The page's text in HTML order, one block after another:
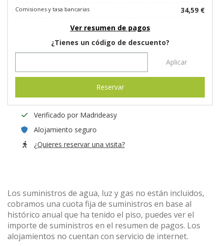
Comisiones y tasa bancarias
34,59 €
Ver resumen de pagos
¿Tienes un código de descuento?
Aplicar
Reservar
Verificado por Madrideasy
Alojamiento seguro
¿Quieres reservar una visita?
Los suministros de agua, luz y gas no están incluidos,
cobramos una cuota fija de suministros en base al
histórico anual que ha tenido el piso, puedes ver el
importe de suministros en el resumen de pagos. Los
alojamientos no cuentan con servicio de internet.